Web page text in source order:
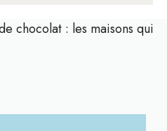
chocolat : les maisons qui